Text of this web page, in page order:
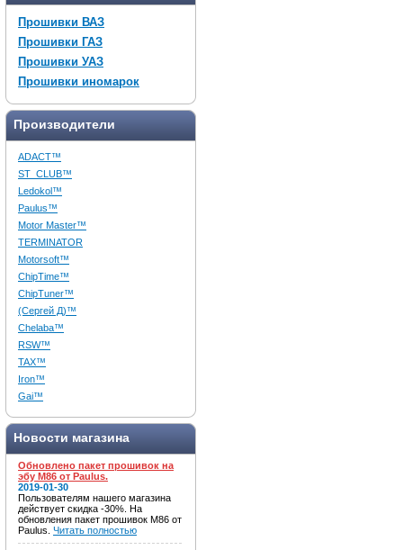
Прошивки ВАЗ
Прошивки ГАЗ
Прошивки УАЗ
Прошивки иномарок
Производители
ADACT™
ST_CLUB™
Ledokol™
Paulus™
Motor Master™
TERMINATOR
Motorsoft™
ChipTime™
ChipTuner™
(Сергей Д)™
Chelaba™
RSW™
TAX™
Iron™
Gai™
Новости магазина
Обновлено пакет прошивок на
эбу M86 от Paulus.
2019-01-30
Пользователям нашего магазина
действует скидка -30%. На
обновления пакет прошивок M86 от
Paulus. Читать полностью